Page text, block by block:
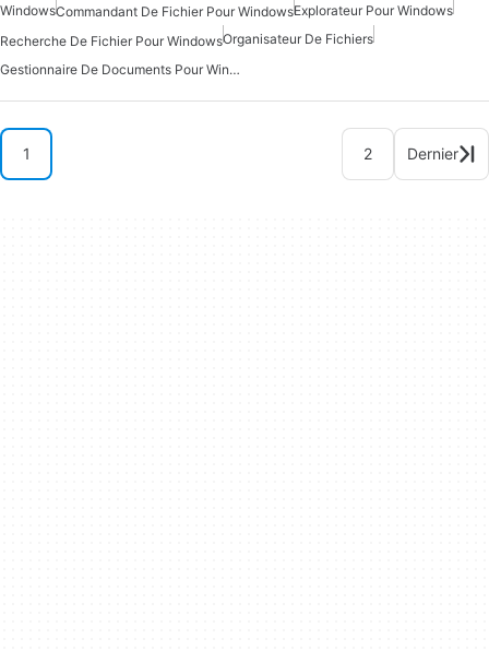
WindowsCommandant De Fichier Pour WindowsExplorateur Pour Windows
Recherche De Fichier Pour WindowsOrganisateur De Fichiers
Gestionnaire De Documents Pour Windows
1 2 Dernier